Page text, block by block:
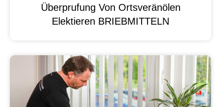
Überprufung Von Ortsveränölen
Elektieren BRIEBMITTELN